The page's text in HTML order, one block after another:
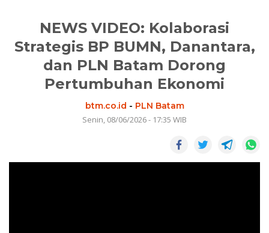
NEWS VIDEO: Kolaborasi
Strategis BP BUMN, Danantara,
dan PLN Batam Dorong
Pertumbuhan Ekonomi
btm.co.id - PLN Batam
Senin, 08/06/2026 - 17:35 WIB